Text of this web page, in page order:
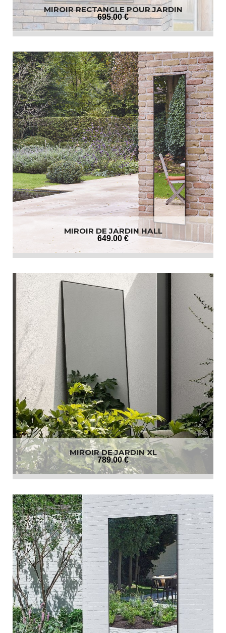
MIROIR RECTANGLE POUR JARDIN
695.00 €
MIROIR DE JARDIN HALL
649.00 €
MIROIR DE JARDIN XL
789.00 €